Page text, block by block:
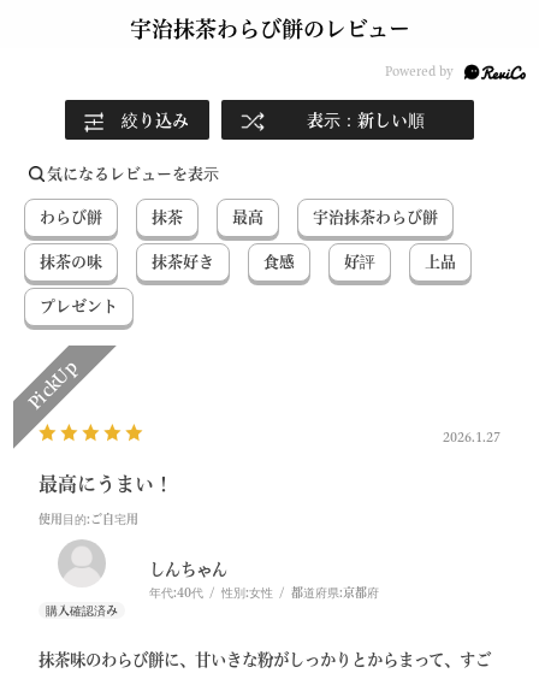
宇治抹茶わらび餅のレビュー
絞り込み 表示：新しい順
気になるレビューを表示
わらび餅 抹茶 最高 宇治抹茶わらび餅
抹茶の味 抹茶好き 食感 好評 上品
プレゼント
2026.1.27
最高にうまい！
使用目的:ご自宅用
しんちゃん
年代:40代 性別:女性 都道府県: 京都府
抹茶味のわらび餅に、甘いきな粉がしっかりとからまって、すご